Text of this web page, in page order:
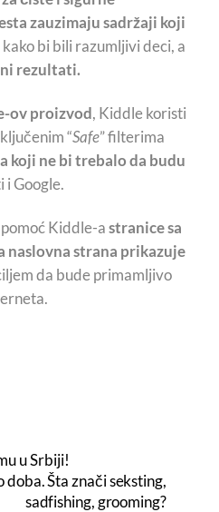
zauzimaju sadržaji koji
kako bi bili razumljivi deci, a
rezultati.
ov proizvod, Kiddle koristi
“Safe” filterima
koji ne bi trebalo da budu
i Google.
Kiddle-astranice sa
naslovna strana prikazuje
da bude primamljivo
u Srbiji!
doba. Šta znači seksting,
sadfishing, grooming?